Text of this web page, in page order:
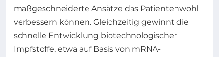
maßgeschneiderte Ansätze das Patientenwohl
verbessern können. Gleichzeitig gewinnt die
schnelle Entwicklung biotechnologischer
Impfstoffe, etwa auf Basis von mRNA-